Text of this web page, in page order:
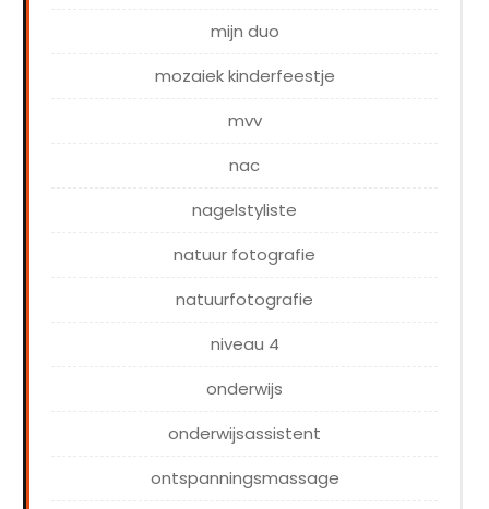
mijn duo
mozaiek kinderfeestje
mvv
nac
nagelstyliste
natuur fotografie
natuurfotografie
niveau 4
onderwijs
onderwijsassistent
ontspanningsmassage